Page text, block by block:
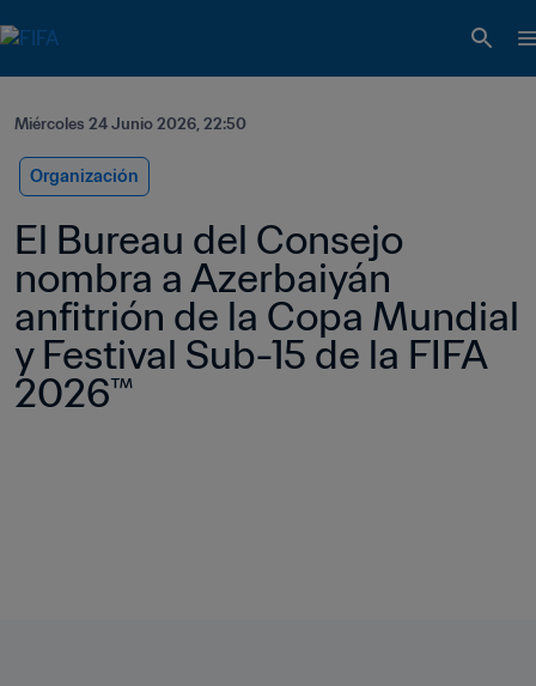
Miércoles 24 Junio 2026, 22:50
Organización
El Bureau del Consejo
nombra a Azerbaiyán
anfitrión de la Copa Mundial
y Festival Sub-15 de la FIFA
2026™